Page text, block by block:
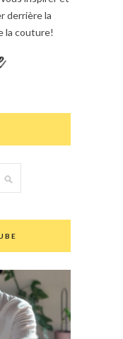
derrière la
la couture!